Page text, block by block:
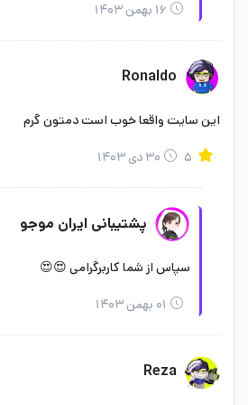
۱۶ بهمن ۱۴۰۳
Ronaldo
این سایت واقعا خوب است دمتون گرم
۳۰ دی ۱۴۰۳
پشتیبانی ایران موجو
سپاس از شما کاربرگرامی 😍😍
۰۱ بهمن ۱۴۰۳
Reza